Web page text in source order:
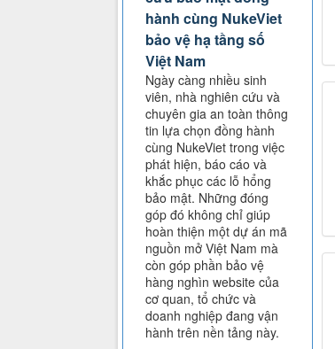
hành cùng NukeViet
bảo vệ hạ tầng số
Việt Nam
Ngày càng nhiều sinh
viên, nhà nghiên cứu và
chuyên gia an toàn thông
tin lựa chọn đồng hành
cùng NukeViet trong việc
phát hiện, báo cáo và
khắc phục các lỗ hổng
bảo mật. Những đóng
góp đó không chỉ giúp
hoàn thiện một dự án mã
nguồn mở Việt Nam mà
còn góp phần bảo vệ
hàng nghìn website của
cơ quan, tổ chức và
doanh nghiệp đang vận
hành trên nền tảng này.